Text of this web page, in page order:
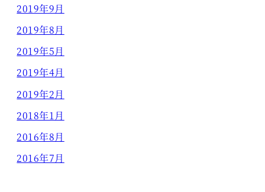
2019年9月
2019年8月
2019年5月
2019年4月
2019年2月
2018年1月
2016年8月
2016年7月